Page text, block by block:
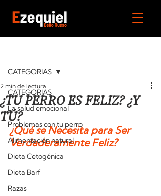
CATEGORIAS
La salud emocional
Problemas con tu perro
Alimentación natural
Dieta Cetogénica
Dieta Barf
Razas
CATEGORIAS
¿TU PERRO ES FELIZ? ¿Y
TÚ?
2 min de lectura
¿Qué se Necesita para Ser
Verdaderamente Feliz?